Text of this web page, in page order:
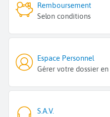
Remboursement
Selon conditions
Espace Personnel
Gérer votre dossier
S.A.V.